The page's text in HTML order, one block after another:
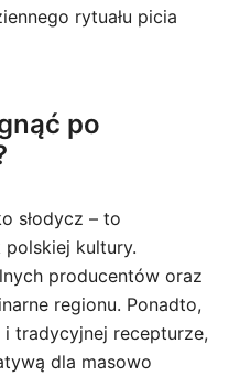
rytuału picia
po
słodycz – to
polskiej kultury.
producentów oraz
regionu. Ponadto,
i tradycyjnej recepturze,
dla masowo